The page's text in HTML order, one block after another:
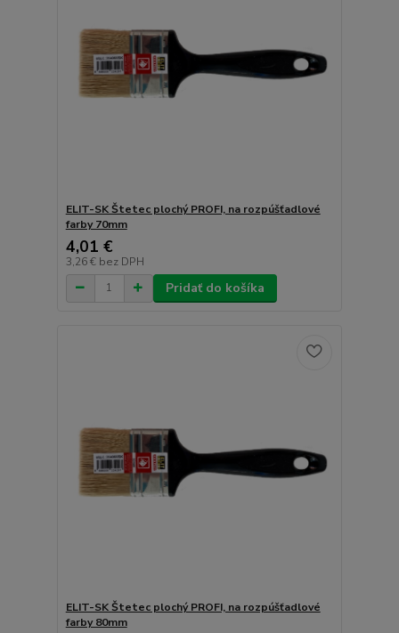
ELIT-SK Štetec plochý PROFI, na rozpúšťadlové
farby 70mm
4,01 €
3,26 € bez DPH
Pridať do košíka
ELIT-SK Štetec plochý PROFI, na rozpúšťadlové
farby 80mm